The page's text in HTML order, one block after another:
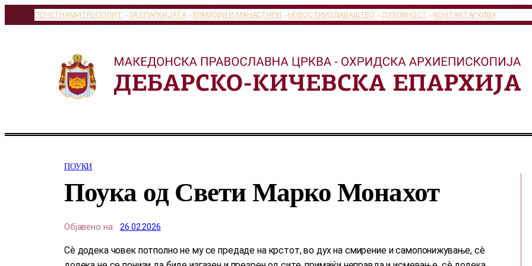
на
ПОЧЕТНАМИТРОПОЛИТ ЗА ЕПАРХИЈАТА ХРАМОВИ И МАНАСТИРИ НОВОСТИИЗДАВАШТВО ДУХОВНОСТ КОНТАКТАРХИВА
ПОУКИ
Поука од Свети Марко Монахот
Објавено на: 26.02.2026
Сè додека човек потполно не му се предаде на крстот, во дух на смирение и самопонижување, сè